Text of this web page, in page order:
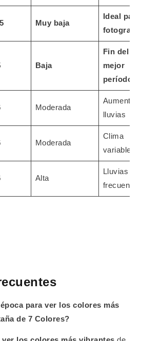
Muy baja
Ideal para
Baja
Fin del
mejor
período
Moderada
Aumento
lluvias
Moderada
Clima
variable
Alta
Lluvias
frecuentes
para ver los colores más
de 7 Colores?